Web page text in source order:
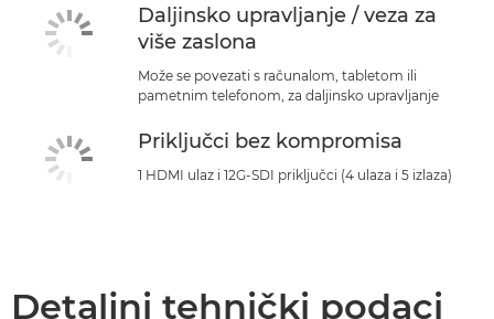
Daljinsko upravljanje / veza za
više zaslona
Može se povezati s računalom, tabletom ili
pametnim telefonom, za daljinsko upravljanje
Priključci bez kompromisa
1 HDMI ulaz i 12G-SDI priključci (4 ulaza i 5 izlaza)
Detaljni tehnički podaci